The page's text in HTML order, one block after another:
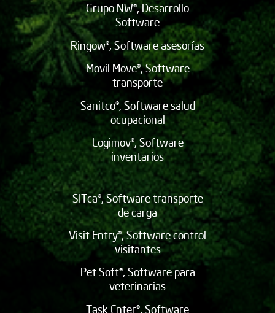
Grupo NW®, Desarrollo
Software
Ringow®, Software asesorías
Movil Move®, Software
transporte
Sanitco®, Software salud
ocupacional
Logimov®, Software
inventarios
SITca®, Software transporte
de carga
Visit Entry®, Software control
visitantes
Pet Soft®, Software para
veterinarias
Task Enter®, Software